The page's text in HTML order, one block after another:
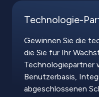
Technologie-
Gewinnen Sie die
die Sie für Ihr
Technologiepartner
Benutzerbasis,
abgeschlossenen